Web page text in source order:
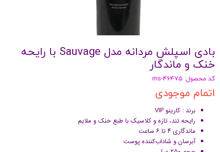
بادی اسپلش مردانه مدل Sauvage با رایحه
خنک و ماندگار
کد محصول: ms-46475
اتمام موجودی
برند : کارینو VIP
رایحه تند، تازه و کلاسیک با طبع خنک و ملایم
ماندگاری ۴ تا ۶ ساعت
آبرسان و شاداب‌کننده پوست